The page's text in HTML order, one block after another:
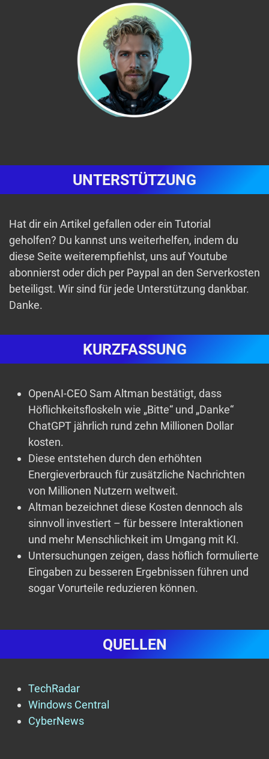
UNTERSTÜTZUNG
Hat dir ein Artikel gefallen oder ein Tutorial
geholfen? Du kannst uns weiterhelfen, indem du
diese Seite weiterempfiehlst, uns auf Youtube
abonnierst oder dich per Paypal an den Serverkosten
beteiligst. Wir sind für jede Unterstützung dankbar.
Danke.
KURZFASSUNG
OpenAI-CEO Sam Altman bestätigt, dass
Höflichkeitsfloskeln wie „Bitte“ und „Danke“
ChatGPT jährlich rund zehn Millionen Dollar
kosten.
Diese entstehen durch den erhöhten
Energieverbrauch für zusätzliche Nachrichten
von Millionen Nutzern weltweit.
Altman bezeichnet diese Kosten dennoch als
sinnvoll investiert – für bessere Interaktionen
und mehr Menschlichkeit im Umgang mit KI.
Untersuchungen zeigen, dass höflich formulierte
Eingaben zu besseren Ergebnissen führen und
sogar Vorurteile reduzieren können.
QUELLEN
TechRadar
Windows Central
CyberNews